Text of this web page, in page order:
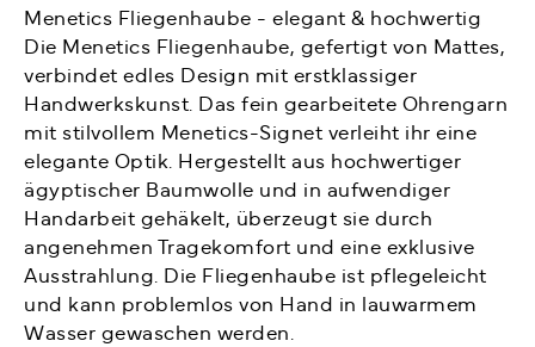
Menetics Fliegenhaube - elegant & hochwertig
Die Menetics Fliegenhaube, gefertigt von Mattes,
verbindet edles Design mit erstklassiger
Handwerkskunst. Das fein gearbeitete Ohrengarn
mit stilvollem Menetics-Signet verleiht ihr eine
elegante Optik. Hergestellt aus hochwertiger
ägyptischer Baumwolle und in aufwendiger
Handarbeit gehäkelt, überzeugt sie durch
angenehmen Tragekomfort und eine exklusive
Ausstrahlung. Die Fliegenhaube ist pflegeleicht
und kann problemlos von Hand in lauwarmem
Wasser gewaschen werden.